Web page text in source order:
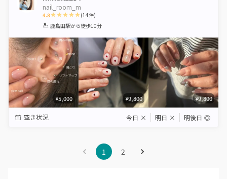
nail_room_m
4.8
1 2 3 4 5
(14件)
鹿島田駅から徒歩10分
¥5,000 ¥9,800 ¥9,800
空き状況 今日 × 明日 × 明後日 ◎
1 2